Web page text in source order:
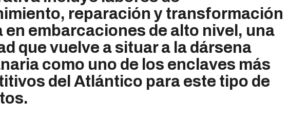
reparación y transformación
en embarcaciones de alto nivel, una
que vuelve a situar a la dársena
como uno de los enclaves más
del Atlántico para este tipo de